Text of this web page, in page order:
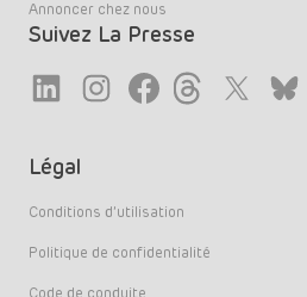
Annoncer chez nous
Suivez La Presse
LinkedIn
Link Link Link Twitter Link
Légal
Conditions d’utilisation
Politique de confidentialité